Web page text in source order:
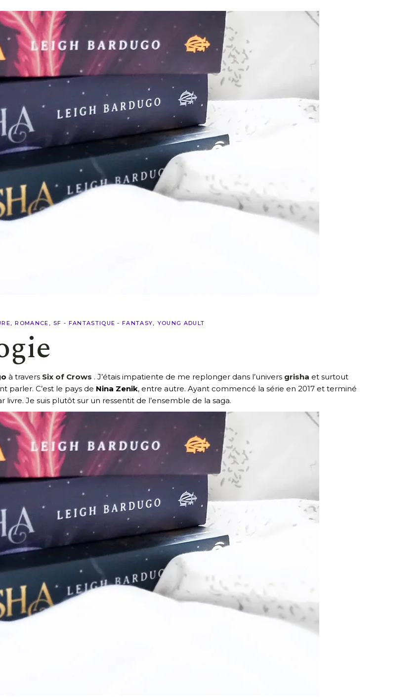
Romans Graphiques
SF – Fantastique –
Fantasy
Challenges Littéraires
ROMANCE SF - FANTASTIQUE - FANTASY YOUNG ADULT
à travers Six of Crows . J’étais impatiente de me replonger dans l’univers grisha et surtout
parler. C’est le pays de Nina Zenik, entre autre. Ayant commencé la série en 2017 et terminé
livre. Je suis plutôt sur un ressentit de l’ensemble de la saga.